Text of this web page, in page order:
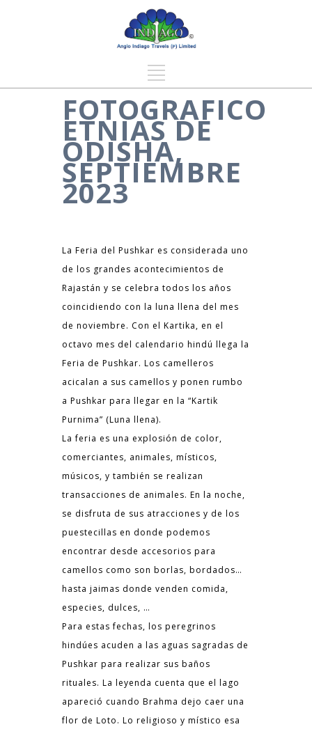
FOTOGRAFICO
ETNIAS DE
ODISHA,
SEPTIEMBRE
2023
La Feria del Pushkar es considerada uno
de los grandes acontecimientos de
Rajastán y se celebra todos los años
coincidiendo con la luna llena del mes
de noviembre. Con el Kartika, en el
octavo mes del calendario hindú llega la
Feria de Pushkar. Los camelleros
acicalan a sus camellos y ponen rumbo
a Pushkar para llegar en la “Kartik
Purnima” (Luna llena).
La feria es una explosión de color,
comerciantes, animales, místicos,
músicos, y también se realizan
transacciones de animales. En la noche,
se disfruta de sus atracciones y de los
puestecillas en donde podemos
encontrar desde accesorios para
camellos como son borlas, bordados…
hasta jaimas donde venden comida,
especies, dulces, …
Para estas fechas, los peregrinos
hindúes acuden a las aguas sagradas de
Pushkar para realizar sus baños
rituales. La leyenda cuenta que el lago
apareció cuando Brahma dejo caer una
flor de Loto. Lo religioso y místico esa